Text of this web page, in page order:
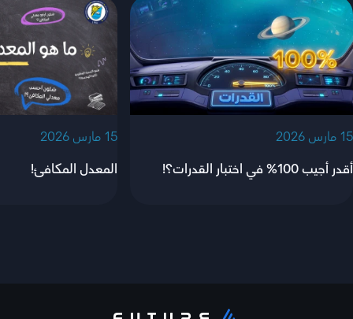
‫15 مارس 2026‬
أقدر أجيب 100% في اختبار القدرات؟!
‫15 مارس 2026‬
المعدل المكافئ!